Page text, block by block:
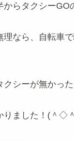
らタクシーGO
理なら、自転車
シーが無かっ
りました！(＾◇